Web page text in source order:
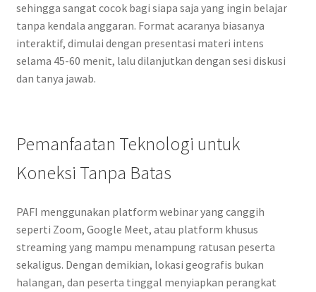
sehingga sangat cocok bagi siapa saja yang ingin belajar
tanpa kendala anggaran. Format acaranya biasanya
interaktif, dimulai dengan presentasi materi intens
selama 45-60 menit, lalu dilanjutkan dengan sesi diskusi
dan tanya jawab.
Pemanfaatan Teknologi untuk
Koneksi Tanpa Batas
PAFI menggunakan platform webinar yang canggih
seperti Zoom, Google Meet, atau platform khusus
streaming yang mampu menampung ratusan peserta
sekaligus. Dengan demikian, lokasi geografis bukan
halangan, dan peserta tinggal menyiapkan perangkat